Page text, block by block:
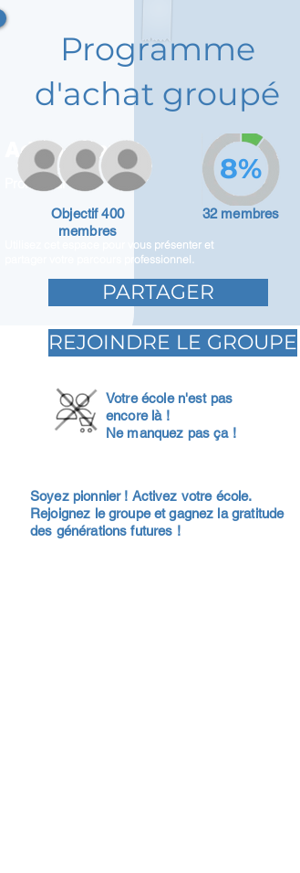
Adam Caar
Promoteur
Utilisez cet espace pour vous présenter et
partager votre parcours professionnel.
Programme
d'achat groupé
Objectif 400
membres
32 membres
8%
PARTAGER
REJOINDRE LE GROUPE
Votre école n'est pas
encore là !
Ne manquez pas ça !
Soyez pionnier ! Activez votre école.
Rejoignez le groupe et gagnez la gratitude
des générations futures !